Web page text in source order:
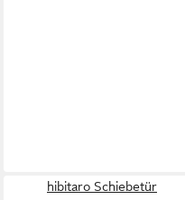
hibitaro Schiebetür